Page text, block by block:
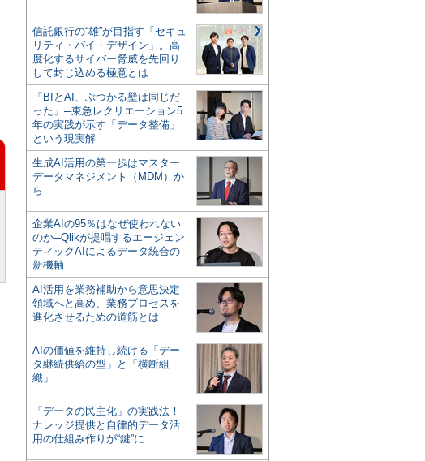
信託銀行の“雄”が目指す「セキュ
リティ・バイ・デザイン」。高
度化するサイバー脅威を先回り
して封じ込める極意とは
「BIとAI、ぶつかる壁は同じだ
った」─東急レクリエーション5
年の実践が示す「データ整備」
という現実解
生成AI活用の第一歩はマスター
データマネジメント（MDM）か
ら
企業AIの95％はなぜ使われない
のか─Qlikが提唱するエージェン
ティックAIによるデータ統合の
新機軸
AI活用を業務補助から意思決定
領域へと高め、業務プロセスを
進化させるための道筋とは
AIの価値を維持し続ける「デー
タ継続供給の型」と「横断組
織」
「データの民主化」の実践法！
ナレッジ提供と自律的データ活
用の仕組み作りが“鍵”に